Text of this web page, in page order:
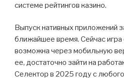
системе рейтингов казино.
Выпуск нативных приложений
ближайшее время. Сейчас
возможна через мобильную
ее, достаточно зайти на
Селектор в 2025 году с